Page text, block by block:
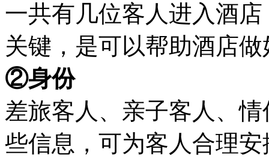
一共有几位客人进入酒
关键，是可以帮助酒店
②身份
差旅客人、亲子客人、
些信息，可为客人合理